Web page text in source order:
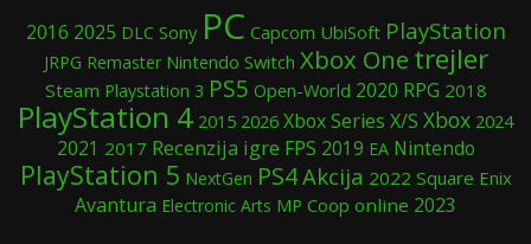
2016 2025 DLC Sony PC Capcom UbiSoft PlayStation
JRPG Remaster Nintendo Switch Xbox One trejler
Steam Playstation 3 PS5 Open-World 2020 RPG 2018
PlayStation 4 2015 2026 Xbox Series X/S Xbox 2024
2021 2017 Recenzija igre FPS 2019 EA Nintendo
PlayStation 5 NextGen PS4Akcija 2022 Square Enix
Avantura Electronic Arts MP Coop online 2023